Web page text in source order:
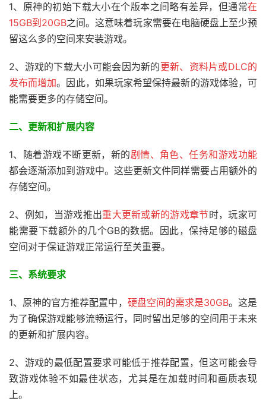
1、原神的初始下载大小在个版本之间略有差异，但通常在
15GB到20GB之间。这意味着玩家需要在电脑硬盘上至少预
留这么多的空间来安装游戏。
2、游戏的下载大小可能会因为新的更新、资料片或DLC的
发布而增加。因此，如果玩家希望保持最新的游戏体验，可
能需要更多的存储空间。
二、 更新和扩展内容
1、随着游戏不断更新，新的剧情、角色、任务和游戏功能
都会逐渐添加到游戏中。这些更新文件同样需要占用额外的
存储空间。
2、例如，当游戏推出重大更新或新的游戏章节时，玩家可
能需要下载额外的几个GB的数据。因此，保持足够的磁盘
空间对于保证游戏正常运行至关重要。
三、系统要求
1、原神的官方推荐配置中， 硬盘空间的需求是30GB。这是
为了确保游戏能够流畅运行，同时留出足够的空间用于未来
的更新和扩展内容。
2、游戏的最低配置要求可能低于推荐配置，但这可能会导
致游戏体验不如最佳状态，尤其是在加载时间和画质表现
上。